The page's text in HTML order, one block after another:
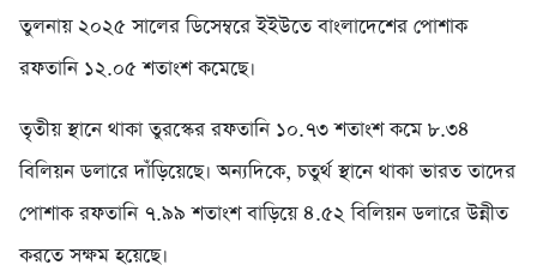
তুলনায় ২০২৫ সালের ডিসেম্বরে ইইউতে বাংলাদেশের পোশাক
রফতানি ১২.০৫ শতাংশ কমেছে।
তৃতীয় স্থানে থাকা তুরস্কের রফতানি ১০.৭৩ শতাংশ কমে ৮.৩৪
বিলিয়ন ডলারে দাঁড়িয়েছে। অন্যদিকে, চতুর্থ স্থানে থাকা ভারত তাদের
পোশাক রফতানি ৭.৯৯ শতাংশ বাড়িয়ে ৪.৫২ বিলিয়ন ডলারে উন্নীত
করতে সক্ষম হয়েছে।